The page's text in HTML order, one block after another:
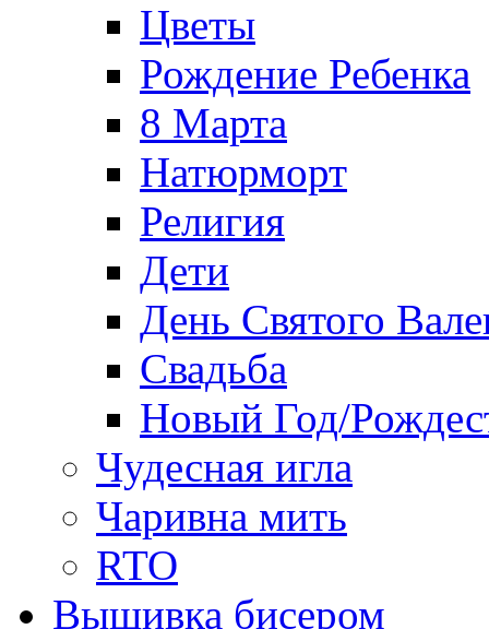
Цветы
Рождение Ребенка
8 Марта
Натюрморт
Религия
Дети
День Святого
Свадьба
Новый Год/
Чудесная игла
Чаривна мить
RTO
Вышивка бисером